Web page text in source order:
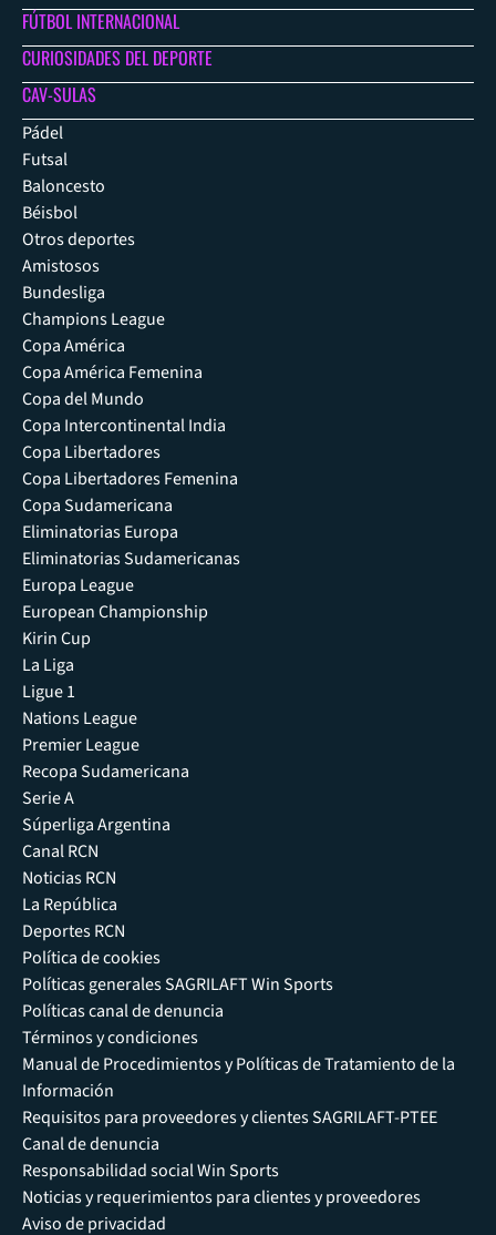
FÚTBOL INTERNACIONAL
CURIOSIDADES DEL DEPORTE
CAV-SULAS
Pádel
Futsal
Baloncesto
Béisbol
Otros deportes
Amistosos
Bundesliga
Champions League
Copa América
Copa América Femenina
Copa del Mundo
Copa Intercontinental India
Copa Libertadores
Copa Libertadores Femenina
Copa Sudamericana
Eliminatorias Europa
Eliminatorias Sudamericanas
Europa League
European Championship
Kirin Cup
La Liga
Ligue 1
Nations League
Premier League
Recopa Sudamericana
Serie A
Súperliga Argentina
Canal RCN
Noticias RCN
La República
Deportes RCN
Política de cookies
Políticas generales SAGRILAFT Win Sports
Políticas canal de denuncia
Términos y condiciones
Manual de Procedimientos y Políticas de Tratamiento de la
Información
Requisitos para proveedores y clientes SAGRILAFT-PTEE
Canal de denuncia
Responsabilidad social Win Sports
Noticias y requerimientos para clientes y proveedores
Aviso de privacidad